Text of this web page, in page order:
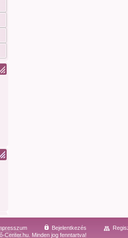
Bejelentkezés
Center.hu. Minden jog fenntartva!